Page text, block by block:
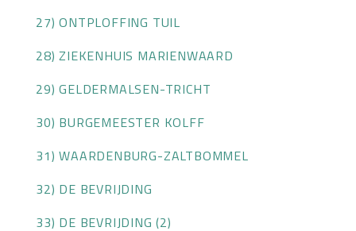
27) ONTPLOFFING TUIL
28) ZIEKENHUIS MARIENWAARD
29) GELDERMALSEN-TRICHT
30) BURGEMEESTER KOLFF
31) WAARDENBURG-ZALTBOMMEL
32) DE BEVRIJDING
33) DE BEVRIJDING (2)